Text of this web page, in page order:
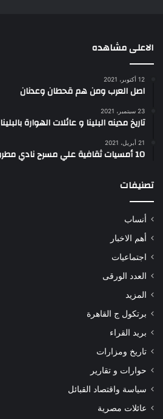
الاعلى مشاهده
12 أكتوبر، 2021
اصل العرب ومن هم قحطان وعدنان
23 سبتمبر، 2021
تاريخ مدينه البلينا و عائلات الهوارة بالبلينا
21 أبريل، 2021
10 أمسيات ثقافية علي مسرح نادي مطروح الإجتماعي في رمضان
تصنيفات
أنساب
أهم الاخبار
اجتماعيات
العدد الورقى
المزيد
برتكول ج القاهرة
بريد القراء
تاريخ ومزارات
حوارات و تقارير
سياسة واقتصاد القبائل
عائلات مصرية